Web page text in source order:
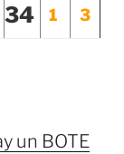
34 1 3
un BOTE